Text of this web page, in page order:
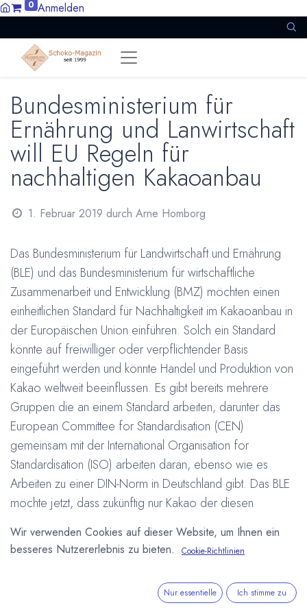
0 Anmelden
Bundesministerium für
Ernährung und Lanwirtschaft
will EU Regeln für
nachhaltigen Kakaoanbau
1. Februar 2019 durch Arne Homborg
Das Bundesministerium für Landwirtschaft und Ernährung
(BLE) und das Bundesministerium für wirtschaftliche
Zusammenarbeit und Entwicklung (BMZ) möchten einen
einheitlichen Standard für Nachhaltigkeit im Kakaoanbau in
der Europäischen Union einführen. Solch ein Standard
könnte auf freiwilliger oder verpflichtender Basis
eingeführt werden und könnte Handel und Produktion von
Kakao weltweit beeinflussen. Es gibt bereits mehrere
Gruppen die an einem Standard arbeiten, darunter das
European Committee for Standardisation (CEN)
gemeinsam mit der International Organisation for
Standardisation (ISO) arbeiten daran, ebenso wie es
Arbeiten zu einer DIN-Norm in Deutschland gibt. Das BLE
möchte jetzt, dass zukünftig nur Kakao der diesen
Standard erfüllt auch als nachhaltig bezeichnet werden
darf und möchte dies Europaweit per Gesetz regeln
lassen. Vor Deutschland haben sich auch bereits
Frankreich und Belgien dafür eingesetzt, dass die
existierenden Arbeitsgruppen endlich zu einem Ergebnis
Wir verwenden Cookies auf dieser Website, um Ihnen ein
besseres Nutzererlebnis zu bieten.
Cookie-Richtlinien
Nur essentielle Ich stimme zu